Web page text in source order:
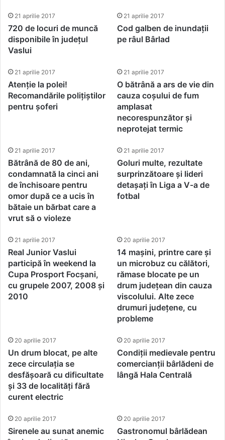
21 aprilie 2017
720 de locuri de muncă
disponibile în județul
Vaslui
21 aprilie 2017
Cod galben de inundații
pe râul Bârlad
21 aprilie 2017
Atenție la polei!
Recomandările polițiștilor
pentru șoferi
21 aprilie 2017
O bătrână a ars de vie din
cauza coșului de fum
amplasat
necorespunzător și
neprotejat termic
21 aprilie 2017
Bătrână de 80 de ani,
condamnată la cinci ani
de închisoare pentru
omor după ce a ucis în
bătaie un bărbat care a
vrut să o violeze
21 aprilie 2017
Goluri multe, rezultate
surprinzătoare și lideri
detașați în Liga a V-a de
fotbal
21 aprilie 2017
Real Junior Vaslui
participă în weekend la
Cupa Prosport Focșani,
cu grupele 2007, 2008 și
2010
20 aprilie 2017
14 mașini, printre care și
un microbuz cu călători,
rămase blocate pe un
drum județean din cauza
viscolului. Alte zece
drumuri județene, cu
probleme
20 aprilie 2017
Un drum blocat, pe alte
zece circulația se
desfășoară cu dificultate
și 33 de localități fără
curent electric
20 aprilie 2017
Condiții medievale pentru
comercianții bârlădeni de
lângă Hala Centrală
20 aprilie 2017
Sirenele au sunat anemic
20 aprilie 2017
Gastronomul bârlădean